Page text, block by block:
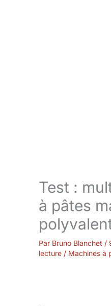
Test :
à pâtes
Par Bruno Blanchet /
lecture / Machines à